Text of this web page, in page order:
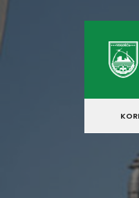
content